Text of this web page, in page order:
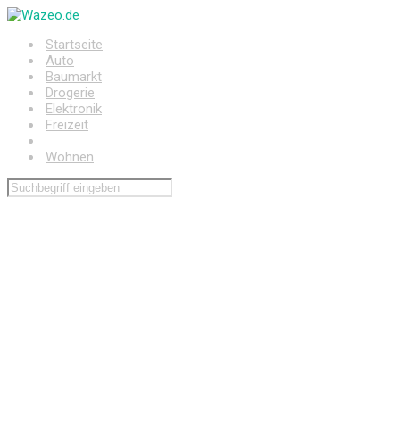
Zum
springenStartseite
Auto
Baumarkt
Drogerie
Elektronik
Freizeit
Wohnen